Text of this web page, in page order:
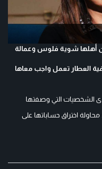
أهلها شوية فلوس وعمالة
العطار تعمل واجب معاها
الشخصيات التي وصفتها
اختراق حساباتها على